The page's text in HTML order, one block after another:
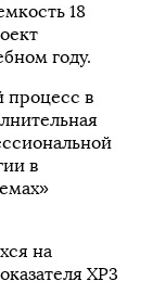
18
году.
процесс в
в
на
ХР3